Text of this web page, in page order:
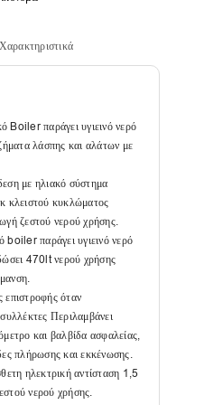
Χαρακτηριστικά
Boiler παράγει υγιεινό νερό
λάσπης και αλάτων με
με ηλιακό σύστημα
κλειστού κυκλώματος
ζεστού νερού χρήσης.
boiler παράγει υγιεινό νερό
470lt νερού χρήσης
επιστροφής όταν
Περιλαμβάνει
και βαλβίδα ασφαλείας,
πλήρωσης και εκκένωσης.
ηλεκτρική αντίσταση 1,5
νερού χρήσης.